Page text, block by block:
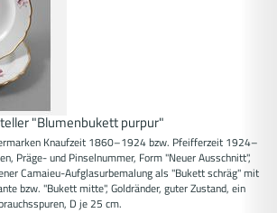
"Blumenbukett purpur"
Knaufzeit 1860–1924 bzw. Pfeifferzeit 1924–
Präge- und Pinselnummer, Form "Neuer Ausschnitt",
Camaieu-Aufglasurbemalung als "Bukett schräg" mit
bzw. "Bukett mitte", Goldränder, guter Zustand, ein
D je 25 cm.